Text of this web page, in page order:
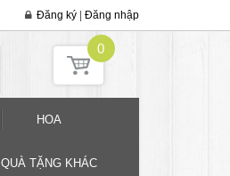
Đăng ký | Đăng nhập
0
HOA
QUÀ TẶNG KHÁC